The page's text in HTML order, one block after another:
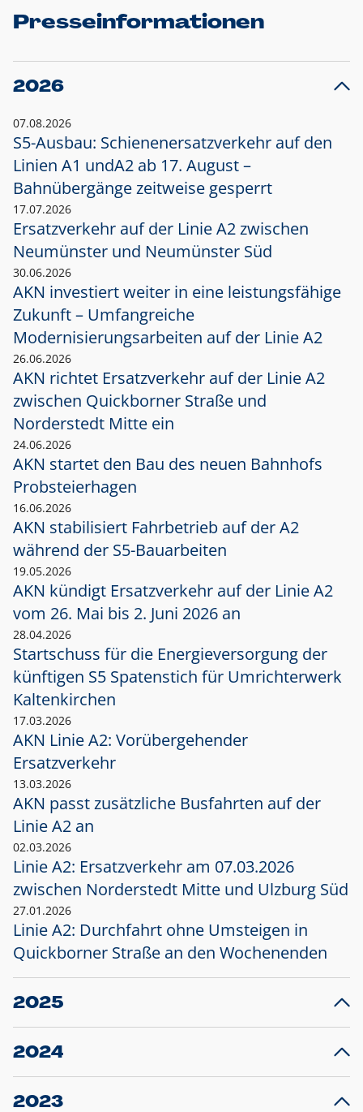
Presseinformationen
2026
07.08.2026
S5-Ausbau: Schienenersatzverkehr auf den
Linien A1 undA2 ab 17. August –
Bahnübergänge zeitweise gesperrt
17.07.2026
Ersatzverkehr auf der Linie A2 zwischen
Neumünster und Neumünster Süd
30.06.2026
AKN investiert weiter in eine leistungsfähige
Zukunft – Umfangreiche
Modernisierungsarbeiten auf der Linie A2
26.06.2026
AKN richtet Ersatzverkehr auf der Linie A2
zwischen Quickborner Straße und
Norderstedt Mitte ein
24.06.2026
AKN startet den Bau des neuen Bahnhofs
Probsteierhagen
16.06.2026
AKN stabilisiert Fahrbetrieb auf der A2
während der S5-Bauarbeiten
19.05.2026
AKN kündigt Ersatzverkehr auf der Linie A2
vom 26. Mai bis 2. Juni 2026 an
28.04.2026
Startschuss für die Energieversorgung der
künftigen S5 Spatenstich für Umrichterwerk
Kaltenkirchen
17.03.2026
AKN Linie A2: Vorübergehender
Ersatzverkehr
13.03.2026
AKN passt zusätzliche Busfahrten auf der
Linie A2 an
02.03.2026
Linie A2: Ersatzverkehr am 07.03.2026
zwischen Norderstedt Mitte und Ulzburg Süd
27.01.2026
Linie A2: Durchfahrt ohne Umsteigen in
Quickborner Straße an den Wochenenden
2025
23.12.2025
Projekt S5: Start der Bauarbeiten am
2024
10.12.2024
Großprojekt S5: Sperrung der Bahnstraße in
2023